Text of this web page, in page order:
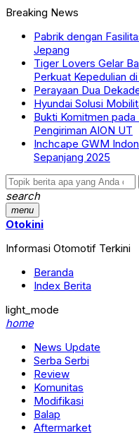
Breaking News
Pabrik dengan
Jepang
Tiger Lovers Gelar
Perkuat Kepedulian
Perayaan Dua
Hyundai Solusi
Bukti Komitmen pada
Pengiriman AION UT
Inchcape GWM
Sepanjang 2025
search
menu
Otokini
Informasi Otomotif Terkini
Beranda
Index Berita
light_mode
home
News Update
Serba Serbi
Review
Komunitas
Modifikasi
Balap
Aftermarket